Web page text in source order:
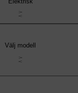
Välj modell